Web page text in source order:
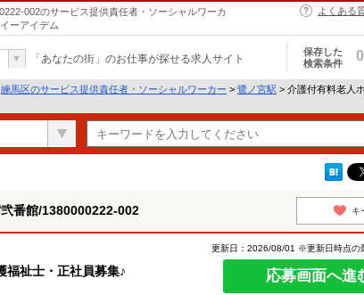
002のサービス提供責任者・ソーシャルワーカ
ーアイデム
よくある
「あなたの街」のお仕事が探せる求人サイト
保存した
検索条件
0
練馬区のサービス提供責任者・ソーシャルワーカー > 鷺ノ宮駅 > 介護付有料老人
番館/1380000222-002 キ
福祉士・正社員募集♪
更新日：2026/08/01 ※更新日時点の
応募画面へ進